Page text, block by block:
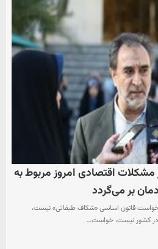
اقتصادی امروز مربوط به
بر می‌گردد
قانون اساسی «شکاف طبقاتی» نیست،
کشور نیست، خواست…